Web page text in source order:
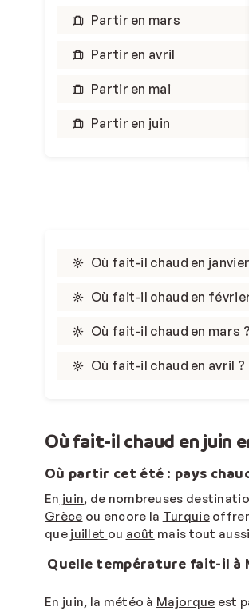
Partir en mars
Partir en avril
Partir en mai
Partir en juin
Où fait-il chaud en
Où fait-il chaud en
Où fait-il chaud en mars ?
Où fait-il chaud en avril ?
Où fait-il chaud en juin
Où partir cet été : pays
En juin, de nombreuses
Grèce ou encore la Turquie
que juillet ou août mais tout
Quelle température fait-il à
En juin, la météo à Majorque est